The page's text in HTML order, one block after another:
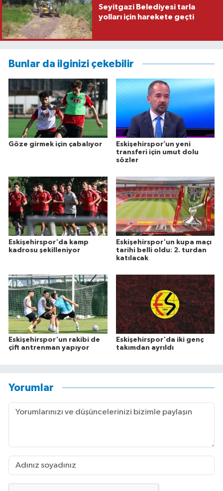
Seyitgazi Belediyesi tarla
yolları için harekete geçti
Bunlar da ilginizi çekebilir
Göze girmek için çabalıyor
Eskişehirspor’un yeni
transferi için umut dolu
sözler
Eskişehirspor'da kamp
kadrosu şekilleniyor
Eskişehirspor'un kupa maçı
tarihi belli oldu: 2. turdan
katılacak
Eskişehirspor'un rakibi de
çift antrenman yapıyor
Eskişehirspor'da iki genç
takımdan ayrıldı
Yorumlar